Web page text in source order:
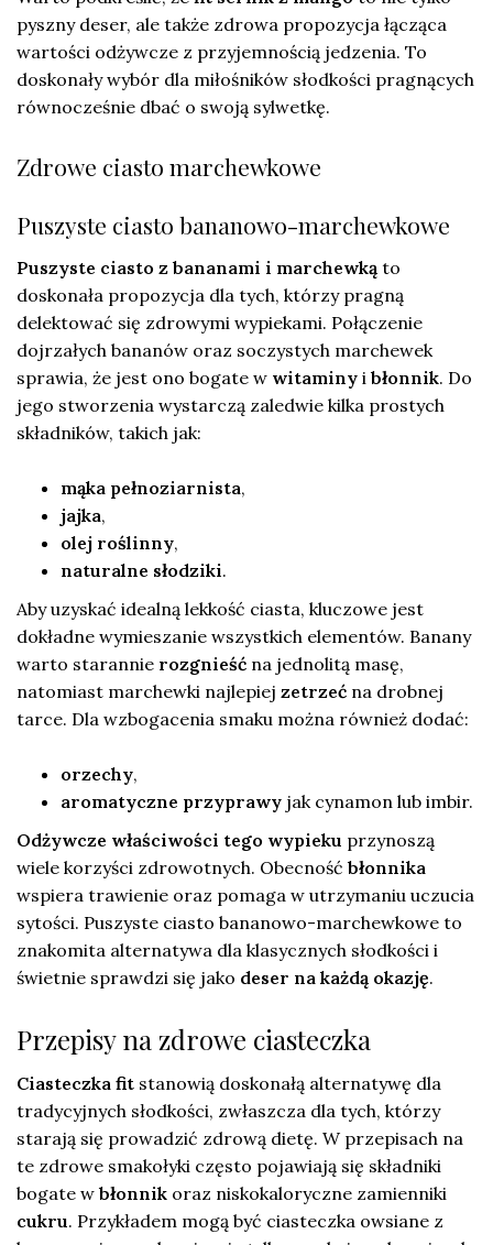
pyszny deser, ale także zdrowa propozycja łącząca
wartości odżywcze z przyjemnością jedzenia. To
doskonały wybór dla miłośników słodkości pragnących
równocześnie dbać o swoją sylwetkę.
Zdrowe ciasto marchewkowe
Puszyste ciasto bananowo-marchewkowe
Puszyste ciasto z bananami i marchewką to
doskonała propozycja dla tych, którzy pragną
delektować się zdrowymi wypiekami. Połączenie
dojrzałych bananów oraz soczystych marchewek
sprawia, że jest ono bogate w witaminy i błonnik. Do
jego stworzenia wystarczą zaledwie kilka prostych
składników, takich jak:
mąka pełnoziarnista,
jajka,
olej roślinny,
naturalne słodziki.
Aby uzyskać idealną lekkość ciasta, kluczowe jest
dokładne wymieszanie wszystkich elementów. Banany
warto starannie rozgnieść na jednolitą masę,
natomiast marchewki najlepiej zetrzeć na drobnej
tarce. Dla wzbogacenia smaku można również dodać:
orzechy,
aromatyczne przyprawy jak cynamon lub imbir.
Odżywcze właściwości tego wypieku przynoszą
wiele korzyści zdrowotnych. Obecność błonnika
wspiera trawienie oraz pomaga w utrzymaniu uczucia
sytości. Puszyste ciasto bananowo-marchewkowe to
znakomita alternatywa dla klasycznych słodkości i
świetnie sprawdzi się jako deser na każdą okazję.
Przepisy na zdrowe ciasteczka
Ciasteczka fit stanowią doskonałą alternatywę dla
tradycyjnych słodkości, zwłaszcza dla tych, którzy
starają się prowadzić zdrową dietę. W przepisach na
te zdrowe smakołyki często pojawiają się składniki
bogate w błonnik oraz niskokaloryczne zamienniki
cukru. Przykładem mogą być ciasteczka owsiane z